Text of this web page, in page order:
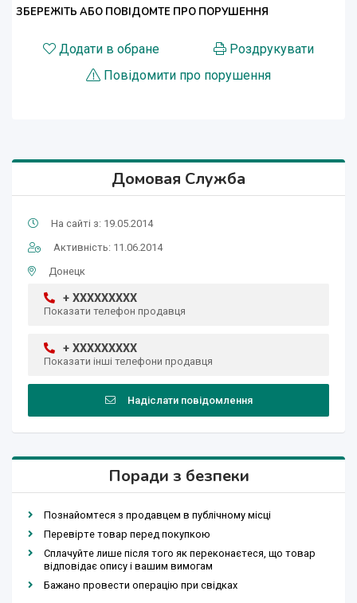
ЗБЕРЕЖІТЬ АБО ПОВІДОМТЕ ПРО ПОРУШЕННЯ
Додати в обране
Роздрукувати
Повідомити про порушення
Домовая Служба
На сайті з: 19.05.2014
Активність: 11.06.2014
Донецк
+ XXXXXXXXX
Показати телефон продавця
+ XXXXXXXXX
Показати інші телефони продавця
Надіслати повідомлення
Поради з безпеки
Познайомтеся з продавцем в публічному місці
Перевірте товар перед покупкою
Сплачуйте лише після того як переконаєтеся, що товар
відповідає опису і вашим вимогам
Бажано провести операцію при свідках